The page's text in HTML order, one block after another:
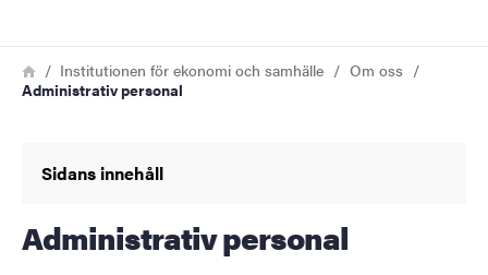
Länkstig
HemInstitutionen för ekonomi och samhälle
Om oss
Administrativ personal
Sidans innehåll
Administrativ personal